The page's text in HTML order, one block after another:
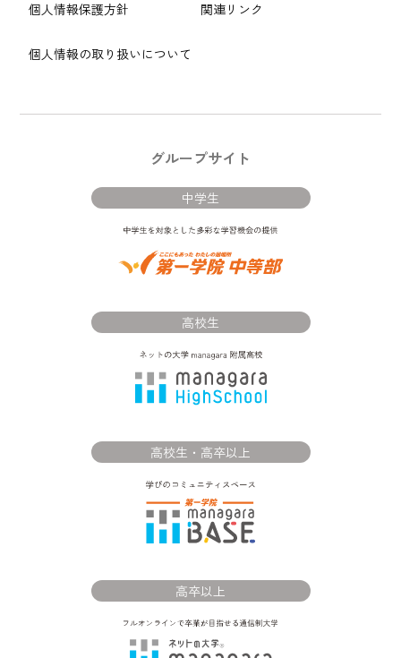
個人情報保護方針
個人情報の取り扱いについて
関連リンク
グループサイト
中学生
高校生
高校生・高卒以上
高卒以上